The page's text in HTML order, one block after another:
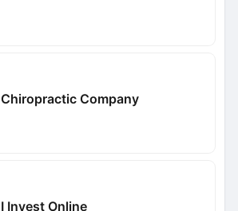
Chiropractic Company
I Invest Online